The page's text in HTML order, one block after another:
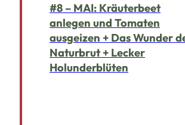
#8 – MAI: Kräuterbeet
anlegen und Tomaten
ausgeizen + Das Wunder
Naturbrut + Lecker
Holunderblüten